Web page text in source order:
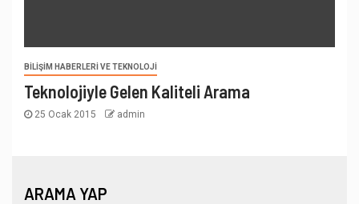
BILIŞIM HABERLERI VE TEKNOLOJI
Teknolojiyle Gelen Kaliteli Arama
25 Ocak 2015 admin
ARAMA YAP